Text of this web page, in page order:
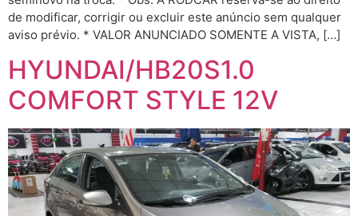
de modificar, corrigir ou excluir este anúncio sem qualquer
aviso prévio. * VALOR ANUNCIADO SOMENTE A VISTA, […]
HYUNDAI/HB20S1.0
COMFORT STYLE 12V